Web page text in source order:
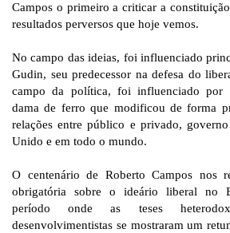
Campos o primeiro a criticar a
resultados perversos que hoje vemos.
No campo das ideias, foi influenciado
Gudin, seu predecessor na defesa do
campo da política, foi influenciado por
dama de ferro que modificou de forma
relações entre público e privado,
Unido e em todo o mundo.
O centenário de Roberto Campos nos
obrigatória sobre o ideário liberal no
período onde as teses
desenvolvimentistas se mostraram um